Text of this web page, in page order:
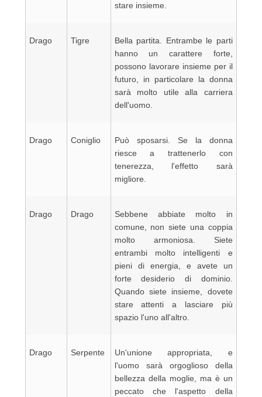
stare insieme.
Drago Tigre
Bella partita. Entrambe le parti
hanno un carattere forte,
possono lavorare insieme per il
futuro, in particolare la donna
sarà molto utile alla carriera
dell'uomo.
Drago Coniglio
Può sposarsi. Se la donna
riesce a trattenerlo con
tenerezza, l'effetto sarà
migliore.
Drago Drago
Sebbene abbiate molto in
comune, non siete una coppia
molto armoniosa. Siete
entrambi molto intelligenti e
pieni di energia, e avete un
forte desiderio di dominio.
Quando siete insieme, dovete
stare attenti a lasciare più
spazio l'uno all'altro.
Drago Serpente
Un'unione appropriata, e
l'uomo sarà orgoglioso della
bellezza della moglie, ma è un
peccato che l'aspetto della